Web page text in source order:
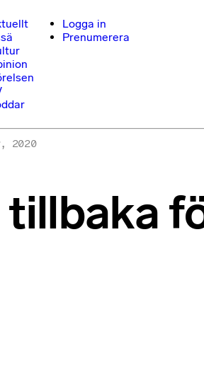
Logga in
Prenumerera
2020
tillbaka